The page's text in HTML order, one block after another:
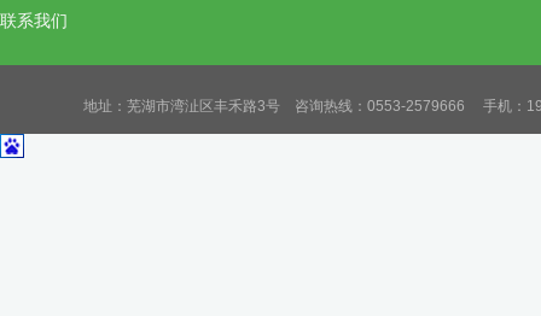
联系我们
地址：芜湖市湾沚区丰禾路3号 咨询热线：0553-2579666 手机：